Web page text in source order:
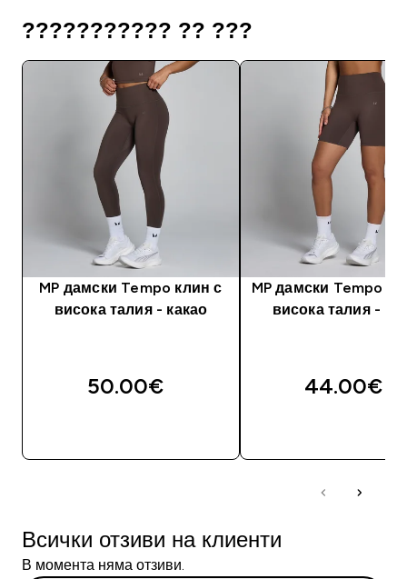
??????????? ?? ???
MP дамски Tempo клин с
висока талия - какао
50.00€‎
MP дамски Tempo
висока талия -
44.00€‎
Всички отзиви на клиенти
В момента няма отзиви.